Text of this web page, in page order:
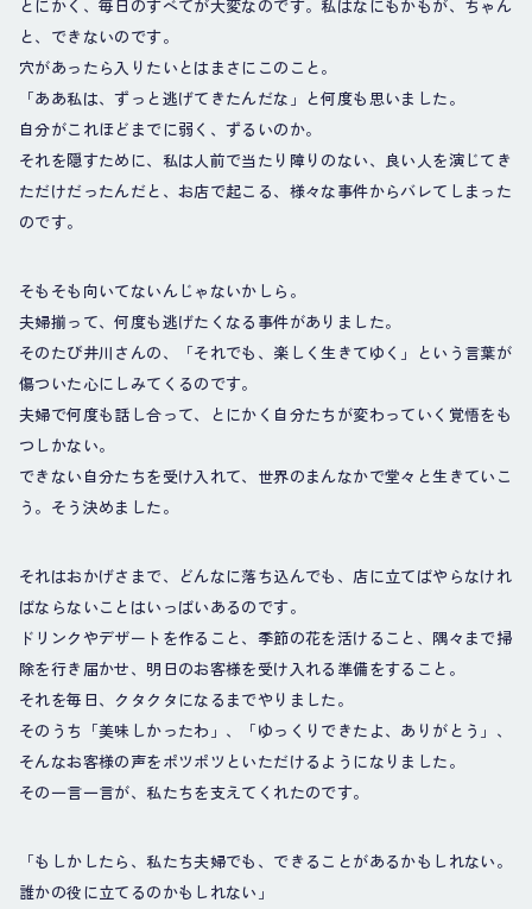
とにかく、毎日のすべてが大変なのです。私はなにもかもが、ちゃん
と、できないのです。
穴があったら入りたいとはまさにこのこと。
「ああ私は、ずっと逃げてきたんだな」と何度も思いました。
自分がこれほどまでに弱く、ずるいのか。
それを隠すために、私は人前で当たり障りのない、良い人を演じてき
ただけだったんだと、お店で起こる、様々な事件からバレてしまった
のです。
そもそも向いてないんじゃないかしら。
夫婦揃って、何度も逃げたくなる事件がありました。
そのたび井川さんの、「それでも、楽しく生きてゆく」という言葉が
傷ついた心にしみてくるのです。
夫婦で何度も話し合って、とにかく自分たちが変わっていく覚悟をも
つしかない。
できない自分たちを受け入れて、世界のまんなかで堂々と生きていこ
う。そう決めました。
それはおかげさまで、どんなに落ち込んでも、店に立てばやらなけれ
ばならないことはいっばいあるのです。
ドリンクやデザートを作ること、季節の花を活けること、隅々まで掃
除を行き届かせ、明日のお客様を受け入れる準備をすること。
それを毎日、クタクタになるまでやりました。
そのうち「美味しかったわ」、「ゆっくりできたよ、ありがとう」、
そんなお客様の声をポツポツといただけるようになりました。
その一言一言が、私たちを支えてくれたのです。
「もしかしたら、私たち夫婦でも、できることがあるかもしれない。
誰かの役に立てるのかもしれない」